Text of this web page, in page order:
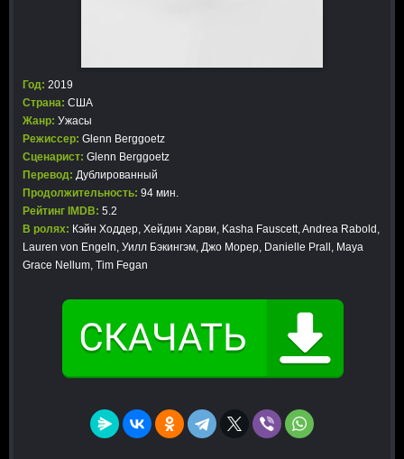
Год: 2019
Страна: США
Жанр: Ужасы
Режиссер: Glenn Berggoetz
Сценарист: Glenn Berggoetz
Перевод: Дублированный
Продолжительность: 94 мин.
Рейтинг IMDB: 5.2
В ролях: Кэйн Ходдер, Хейдин Харви, Kasha Fauscett, Andrea Rabold,
Lauren von Engeln, Уилл Бэкингэм, Джо Морер, Danielle Prall, Maya
Grace Nellum, Tim Fegan